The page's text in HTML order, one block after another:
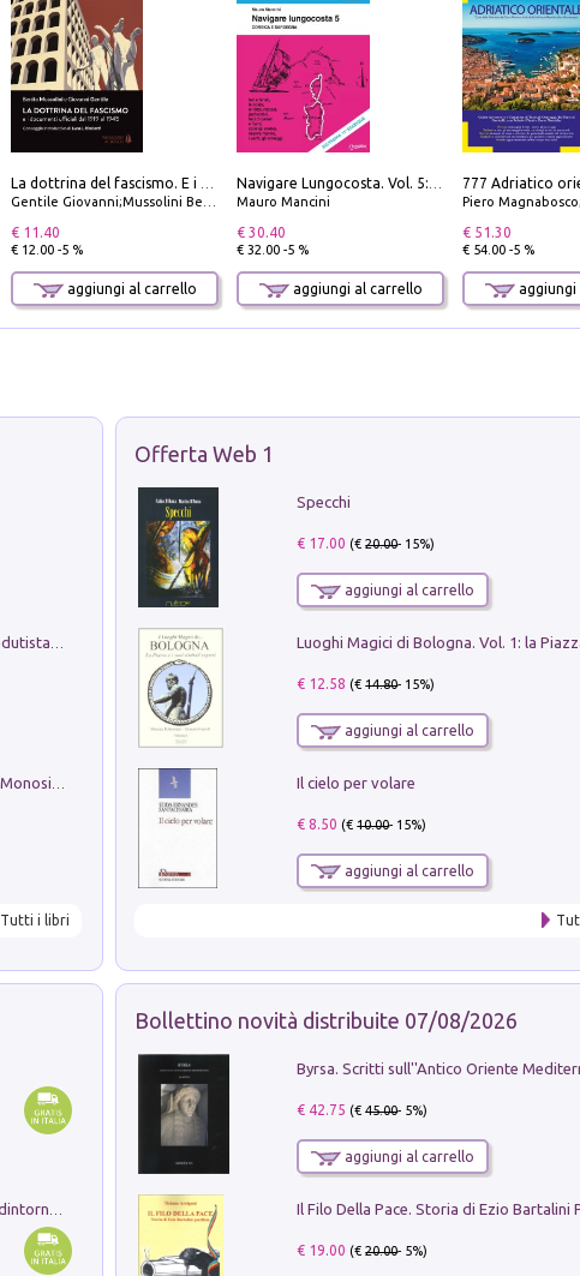
Gentile Giovanni;Mussolini Benito
€ 11.40
€ 12.00 -5 %
aggiungi al carrello
Mauro Mancini
€ 30.40
€ 32.00 -5 %
aggiungi al carrello
Piero Magnabosco; Dario
€ 51.30
€ 54.00 -5 %
aggiungi
Tutti i libri
Offerta Web 1
Specchi
€ 17.00 (€20.00- 15%)
aggiungi al carrello
€ 12.58 (€14.80- 15%)
aggiungi al carrello
Il cielo per volare
€ 8.50 (€10.00- 15%)
aggiungi al carrello
Bollettino novità distribuite 07/08/2026
€ 42.75 (€45.00- 5%)
aggiungi al carrello
€ 19.00 (€20.00- 5%)